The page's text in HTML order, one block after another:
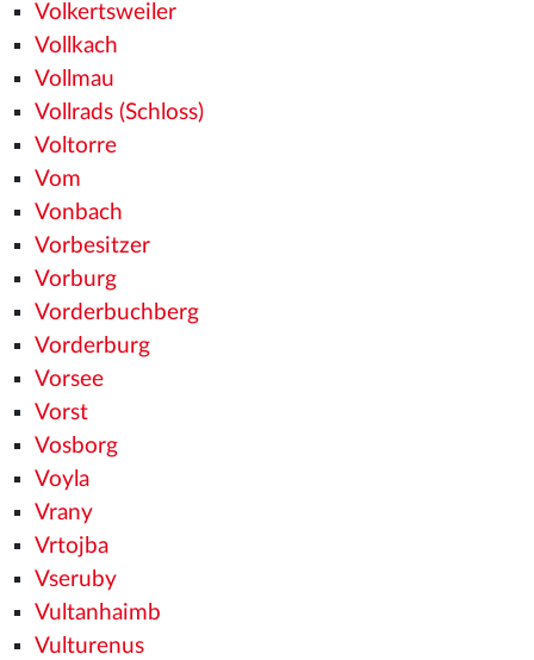
Volkertsweiler
Vollkach
Vollmau
Vollrads (Schloss)
Voltorre
Vom
Vonbach
Vorbesitzer
Vorburg
Vorderbuchberg
Vorderburg
Vorsee
Vorst
Vosborg
Voyla
Vrany
Vrtojba
Vseruby
Vultanhaimb
Vulturenus